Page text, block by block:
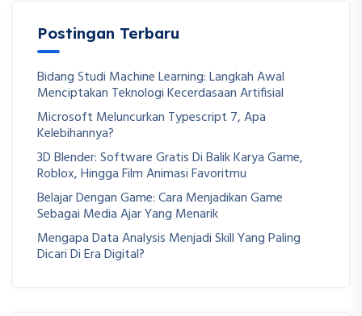
Postingan Terbaru
Bidang Studi Machine Learning: Langkah Awal
Menciptakan Teknologi Kecerdasaan Artifisial
Microsoft Meluncurkan Typescript 7, Apa
Kelebihannya?
3D Blender: Software Gratis Di Balik Karya Game,
Roblox, Hingga Film Animasi Favoritmu
Belajar Dengan Game: Cara Menjadikan Game
Sebagai Media Ajar Yang Menarik
Mengapa Data Analysis Menjadi Skill Yang Paling
Dicari Di Era Digital?